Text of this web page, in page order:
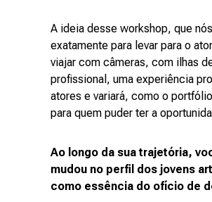
A ideia desse workshop, que
exatamente para levar para o
viajar com câmeras, com ilhas
profissional, uma experiência
atores e variará, como o
para quem puder ter a
Ao longo da sua trajetória,
mudou no perfil dos jovens
como essência do ofício de